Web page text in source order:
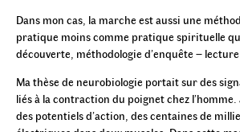
Dans mon cas, la marche est aussi une
pratique moins comme pratique spirituelle
découverte, méthodologie d’enquête –
Ma thèse de neurobiologie portait sur des
liés à la contraction du poignet chez
des potentiels d’action, des centaines de